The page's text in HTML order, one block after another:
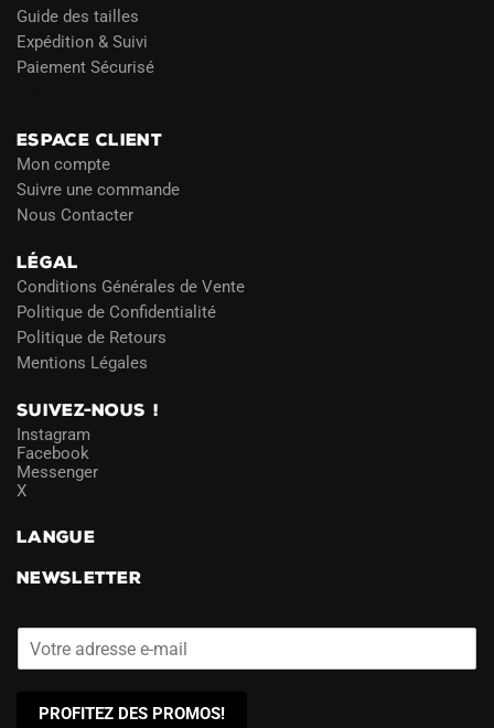
Guide des tailles
Expédition & Suivi
Paiement Sécurisé
ESPACE CLIENT
Mon compte
Suivre une commande
Nous Contacter
LÉGAL
Conditions Générales de Vente
Politique de Confidentialité
Politique de Retours
Mentions Légales
SUIVEZ-NOUS !
Instagram
Facebook
Messenger
X
LANGUE
NEWSLETTER
PROFITEZ DES PROMOS!